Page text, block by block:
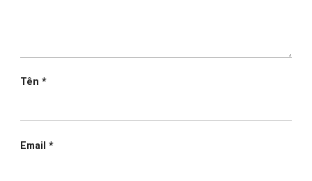
Tên *
Email *